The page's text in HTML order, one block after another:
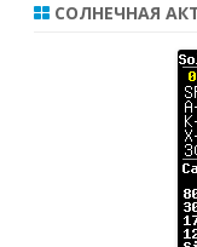
СОЛНЕЧНАЯ